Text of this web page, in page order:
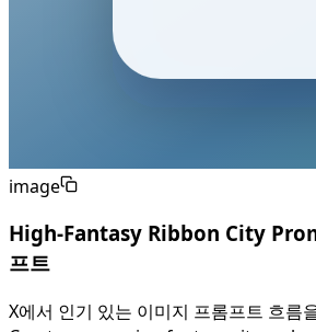
image
High-Fantasy Ribbon City
프트
X에서 인기 있는 이미지 프롬프트 흐름